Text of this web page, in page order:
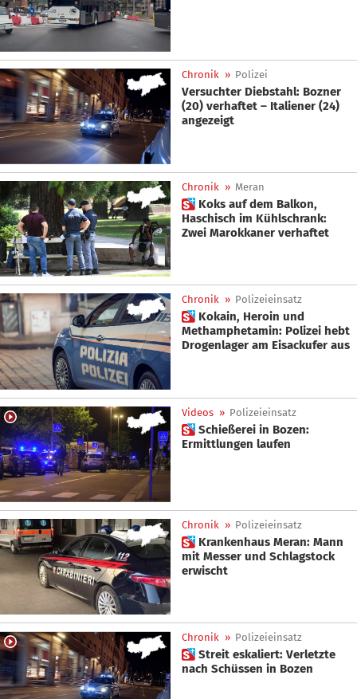
Chronik » Polizei
Versuchter Diebstahl: Bozner
(20) verhaftet – Italiener (24)
angezeigt
Chronik » Meran
 Koks auf dem Balkon,
Haschisch im Kühlschrank:
Zwei Marokkaner verhaftet
Chronik » Polizeieinsatz
 Kokain, Heroin und
Methamphetamin: Polizei hebt
Drogenlager am Eisackufer aus
Videos » Polizeieinsatz
 Schießerei in Bozen:
Ermittlungen laufen
Chronik » Polizeieinsatz
 Krankenhaus Meran: Mann
mit Messer und Schlagstock
erwischt
Chronik » Polizeieinsatz
 Streit eskaliert: Verletzte
nach Schüssen in Bozen